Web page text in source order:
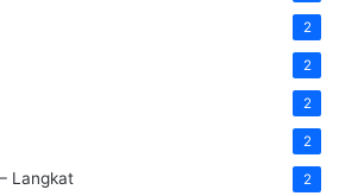
2
2
2
2
Langkat 2